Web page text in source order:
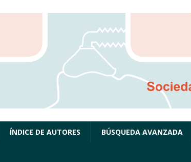
ÍNDICE DE AUTORES BÚSQUEDA AVANZADA